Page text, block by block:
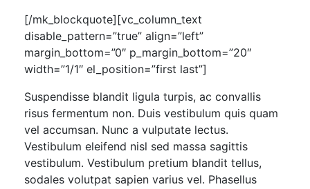
[/mk_blockquote][vc_column_text
disable_pattern=”true” align=”left”
margin_bottom=”0″ p_margin_bottom=”20″
width=”1/1″ el_position=”first last”]
Suspendisse blandit ligula turpis, ac convallis
risus fermentum non. Duis vestibulum quis quam
vel accumsan. Nunc a vulputate lectus.
Vestibulum eleifend nisl sed massa sagittis
vestibulum. Vestibulum pretium blandit tellus,
sodales volutpat sapien varius vel. Phasellus